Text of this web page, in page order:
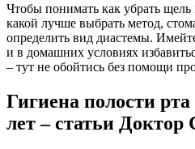
Чтобы понимать как убрать
какой лучше выбрать метод,
определить вид диастемы.
и в домашних условиях
– тут не обойтись без помощи
Гигиена полости рта
лет – статьи Доктор